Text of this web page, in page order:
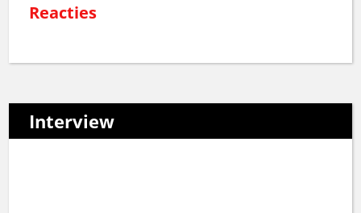
Reacties
Interview